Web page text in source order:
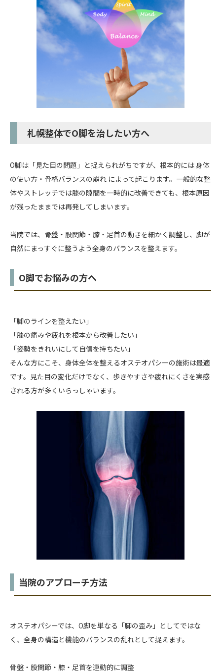
札幌整体でO脚を治したい方へ
O脚は「見た目の問題」と捉えられがちですが、根本的には 身体
の使い方・骨格バランスの崩れ によって起こります。一般的な整
体やストレッチでは膝の隙間を一時的に改善できても、根本原因
が残ったままでは再発してしまいます。
当院では、骨盤・股関節・膝・足首の動きを細かく調整し、脚が
自然にまっすぐに整うよう全身のバランスを整えます。
O脚でお悩みの方へ
「脚のラインを整えたい」
「膝の痛みや疲れを根本から改善したい」
「姿勢をきれいにして自信を持ちたい」
そんな方にこそ、身体全体を整えるオステオパシーの施術は最適
です。見た目の変化だけでなく、歩きやすさや疲れにくさを実感
される方が多くいらっしゃいます。
当院のアプローチ方法
オステオパシーでは、O脚を単なる「脚の歪み」としてではな
く、全身の構造と機能のバランスの乱れとして捉えます。
骨盤・股関節・膝・足首を連動的に調整